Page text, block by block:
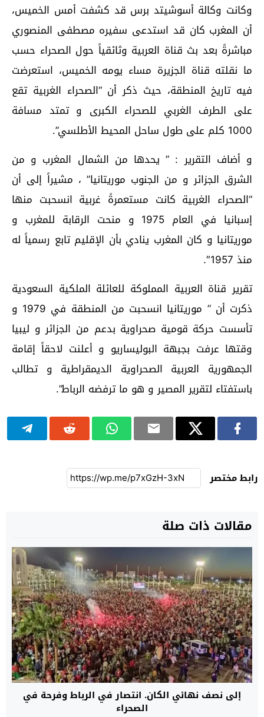
وكانت وكالة أسوشيتد برس قد كشفت أمس الخميس،
أن المغرب كان قد استدعى سفيره مصطفى المنصوري
مباشرةً بعد بث قناة العربية وثائقياً حول الصحراء حسب
ما نقلته قناة الجزيرة مساء يومه الخميس، استعرضت
فيه تاريخ المنطقة، حيث ذكر أن “الصحراء الغربية تقع
على الطرف الغربي للصحراء الكبرى و تمتد مسافة
1000 كلم على طول ساحل المحيط الأطلسي”.
و أضاف التقرير : ” يحدها من الشمال المغرب و من
الشرق الجزائر و من الجنوب موريتانيا” ، مشيراً إلى أن
“الصحراء الغربية كانت مستعمرةً غربية انسحبت منها
إسبانيا في العام 1975 و منحت الرقابة للمغرب و
موريتانيا و كان المغرب ينادي بأن الإقليم تابع رسمياً له
منذ 1957″.
تقرير قناة العربية المملوكة للعائلة الملكية السعودية
ذكرت أن ” موريتانيا انسحبت من المنطقة في 1979 و
تأسست حركة قومية صحراوية بدعم من الجزائر و ليبيا
وقتها عرفت بجبهة البوليساريو و أعلنت لاحقاً إقامة
الجمهورية العربية الصحراوية الديمقراطية و تطالب
باستفتاء لتقرير المصير و هو ما ترفضه الرباط”.
رابط مختصر
مقالات ذات صلة
إلى نصف نهائي الكان. انتصار في الرباط وفرحة في
الصحراء